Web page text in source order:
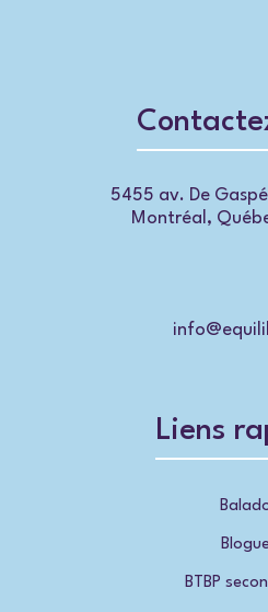
5455 av. De
Montréal,
Liens
BTBP